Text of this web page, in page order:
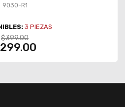
9030-R1
3 PIEZAS
$399.00